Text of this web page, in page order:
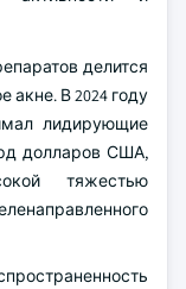
делится
акне. В 2024 году
лидирующие
долларов США,
тяжестью